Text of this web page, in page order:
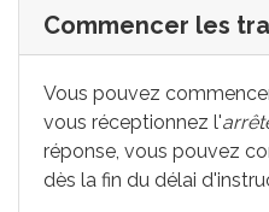
Commencer les
Vous pouvez
vous réceptionnez l'
réponse, vous pouvez
dès la fin du délai